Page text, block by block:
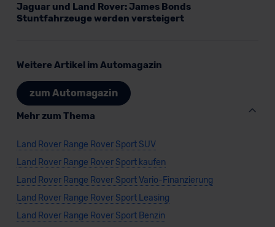
Jaguar und Land Rover: James Bonds
Stuntfahrzeuge werden versteigert
Weitere Artikel im Automagazin
zum Automagazin
Mehr zum Thema
Land Rover Range Rover Sport SUV
Land Rover Range Rover Sport kaufen
Land Rover Range Rover Sport Vario-Finanzierung
Land Rover Range Rover Sport Leasing
Land Rover Range Rover Sport Benzin